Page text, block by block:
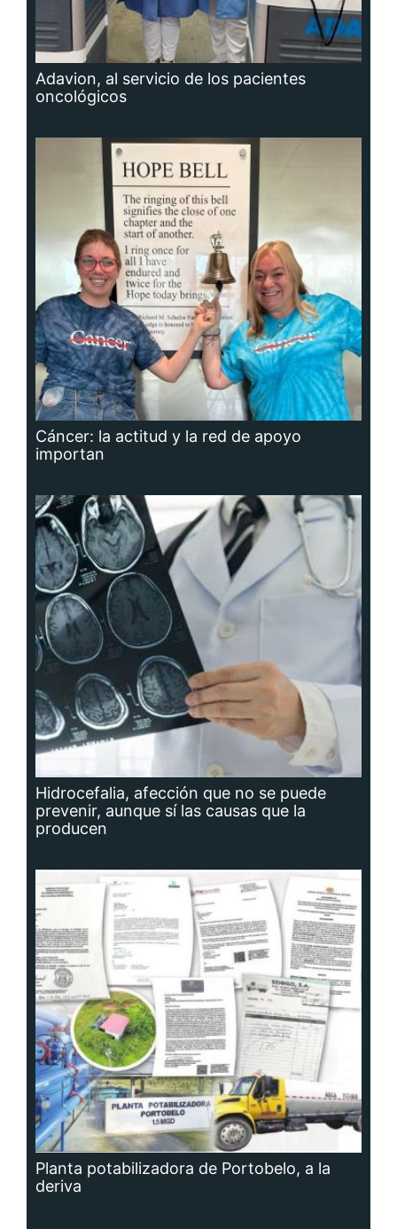
Adavion, al servicio de los pacientes
oncológicos
Cáncer: la actitud y la red de apoyo
importan
Hidrocefalia, afección que no se puede
prevenir, aunque sí las causas que la
producen
Planta potabilizadora de Portobelo, a la
deriva